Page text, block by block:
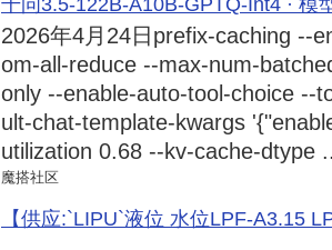
千问3.5-122B-A10B-GPTQ-Int4 · 模
2026年4月24日 prefix-caching --
om-all-reduce --max-num-
only --enable-auto-tool-choice --
ult-chat-template-kwargs
utilization 0.68 --kv-cache-dtype
魔搭社区
【供应:`LIPU`液位 水位LPF-A3.15